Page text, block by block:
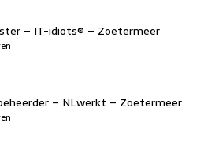
– IT-idiots® – Zoetermeer
– NLwerkt – Zoetermeer